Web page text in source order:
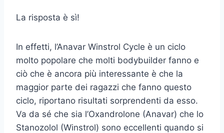
La risposta è sì!
In effetti, l’Anavar Winstrol Cycle è un ciclo
molto popolare che molti bodybuilder fanno e
ciò che è ancora più interessante è che la
maggior parte dei ragazzi che fanno questo
ciclo, riportano risultati sorprendenti da esso.
Va da sé che sia l’Oxandrolone (Anavar) che lo
Stanozolol (Winstrol) sono eccellenti quando si